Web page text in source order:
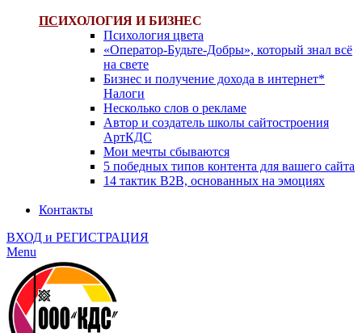
ПСИХОЛОГИЯ И БИЗНЕС
Психология цвета
«Оператор-Будьте-Добры», который знал всё
на свете
Бизнес и получение дохода в интернет*
Налоги
Несколько слов о рекламе
Автор и создатель школы сайтостроения
АртКДС
Мои мечты сбываются
5 победных типов контента для вашего сайта
14 тактик B2B, основанных на эмоциях
Контакты
ВХОД и РЕГИСТРАЦИЯ
Menu